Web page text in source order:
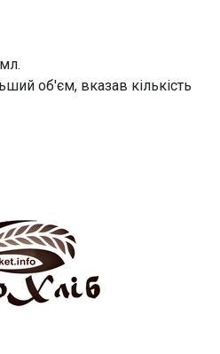
об'єм, вказав кількість